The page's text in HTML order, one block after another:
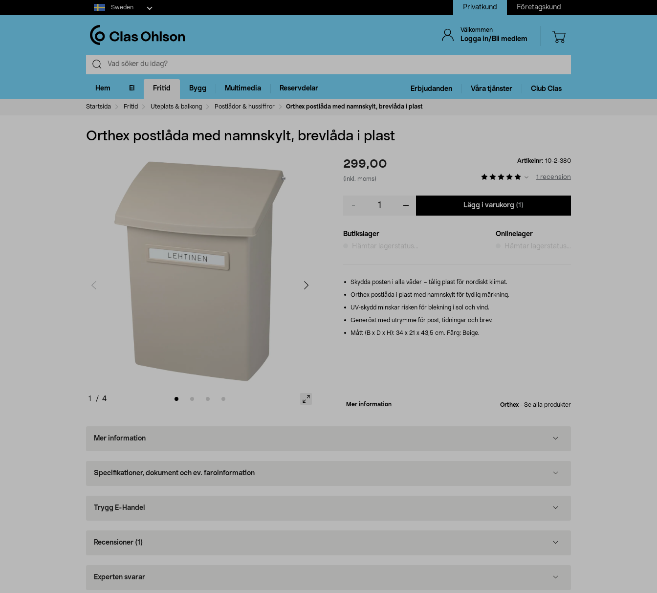
Select
market
Sweden Privatkund Företagskund
Välkommen
Logga in/Bli medlem
Hem El Fritid Bygg Multimedia Reservdelar Erbjudanden Våra tjänster Club Clas
Startsida Fritid Uteplats & balkong Postlådor & hussiffror Orthex postlåda med namnskylt, brevlåda i plast
Orthex postlåda med namnskylt, brevlåda i plast
1 / 4
299,00
(inkl. moms)
Artikelnr: 10-2-380
1 recension
Lägg i varukorg (1)
Butikslager
Hämtar lagerstatus...
Onlinelager
Hämtar lagerstatus...
Skydda posten i alla väder – tålig plast för nordiskt klimat.
Orthex postlåda i plast med namnskylt för tydlig märkning.
UV-skydd minskar risken för blekning i sol och vind.
Generöst med utrymme för post, tidningar och brev.
Mått (B x D x H): 34 x 21 x 43,5 cm. Färg: Beige.
Mer information Orthex - Se alla produkter
Mer information
Specifikationer, dokument och ev. faroinformation
Trygg E-Handel
Recensioner (1)
Experten svarar